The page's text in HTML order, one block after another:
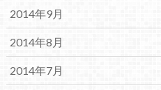
2014年9月
2014年8月
2014年7月